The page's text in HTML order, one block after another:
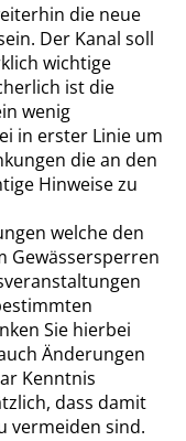
die neue
Der Kanal soll
wichtige
ist die
wenig
in erster Linie um
die an den
Hinweise zu
welche den
Gewässersperren
Sie hierbei
Änderungen
Kenntnis
dass damit
vermeiden sind.